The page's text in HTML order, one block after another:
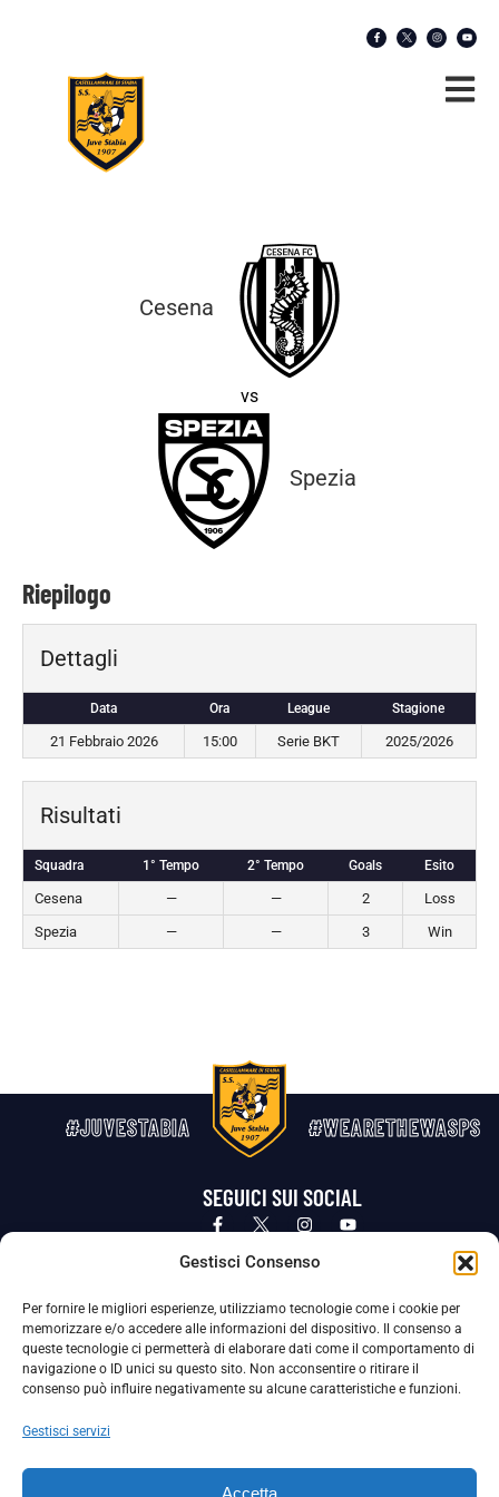
Gestisci Consenso
Per fornire le migliori esperienze, utilizziamo tecnologie come i cookie per
memorizzare e/o accedere alle informazioni del dispositivo. Il consenso a
queste tecnologie ci permetterà di elaborare dati come il comportamento di
navigazione o ID unici su questo sito. Non acconsentire o ritirare il
consenso può influire negativamente su alcune caratteristiche e funzioni.
Gestisci servizi
Accetta
Cesena
vs
Spezia
Riepilogo
Dettagli
Data Ora League Stagione
21 Febbraio 2026 15:00 Serie BKT 2025/2026
Risultati
Squadra 1° Tempo 2° Tempo Goals Esito
Cesena — — 2
Loss
Spezia
— — 3 Win
#JUVESTABIA #WEARETHEWASPS
SEGUICI SUI SOCIAL
Privacy Policy Cookie Policy
La Società ha nominato il Responsabile della Protezione dei Dati Personali (DPO), figura specializzata che vigila sulle modalità
adottate dalla nostra Società per tutelare i Suoi dati personali.
Per contattare il DPO può scrivere a